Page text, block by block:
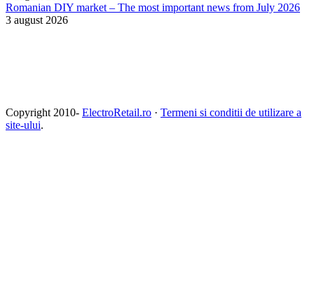
Romanian DIY market – The most important news from July 2026
3 august 2026
Copyright 2010- ElectroRetail.ro · Termeni si conditii de utilizare a
site-ului.